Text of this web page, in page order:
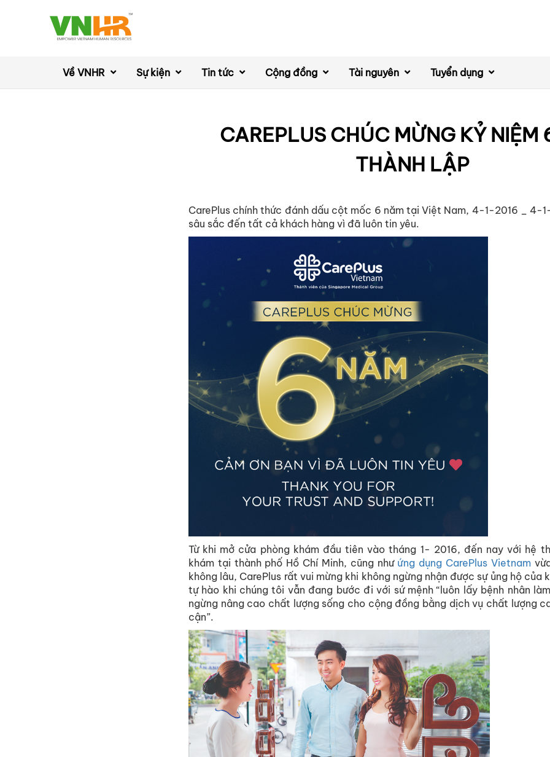
Về VNHR Sự kiện Tin tức Cộng đồng Tài nguyên Tuyển dụng
CAREPLUS CHÚC MỪNG KỶ NIỆM
THÀNH LẬP
CarePlus chính thức đánh dấu cột mốc 6 năm tại Việt Nam, 4-1-2016 _ 4-
sâu sắc đến tất cả khách hàng vì đã luôn tin yêu.
Từ khi mở cửa phòng khám đầu tiên vào tháng 1- 2016, đến nay với hệ
khám tại thành phố Hồ Chí Minh, cũng như ứng dụng CarePlus Vietnam
không lâu, CarePlus rất vui mừng khi không ngừng nhận được sự ủng hộ của
tự hào khi chúng tôi vẫn đang bước đi với sứ mệnh “luôn lấy bệnh nhân
ngừng nâng cao chất lượng sống cho cộng đồng bằng dịch vụ chất lượng
cận”.